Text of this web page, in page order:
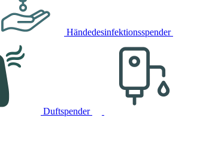
Händedesinfektionsspender
Duftspender